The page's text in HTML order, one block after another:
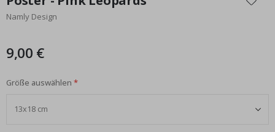
der
Bildgalerie
Namly Design
9,00 €
Größe auswählen